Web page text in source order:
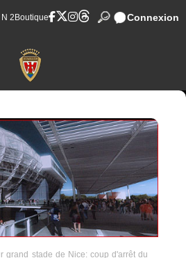
N 2 Boutique Connexion
grand stade de Nice: coup d'arrêt du